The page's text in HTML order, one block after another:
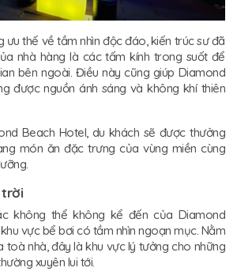
ưu thế về tầm nhìn độc đáo, kiến trúc sư đã
nhà hàng là các tấm kính trong suốt để
bên ngoài. Điều này cũng giúp Diamond
được nguồn ánh sáng và không khí thiên
Beach Hotel, du khách sẽ được thưởng
món ăn đặc trưng của vùng miền cùng
trời
không thể không kể đến của Diamond
vực bể bơi có tầm nhìn ngoạn mục. Nằm
toà nhà, đây là khu vực lý tưởng cho những
xuyên lui tới.